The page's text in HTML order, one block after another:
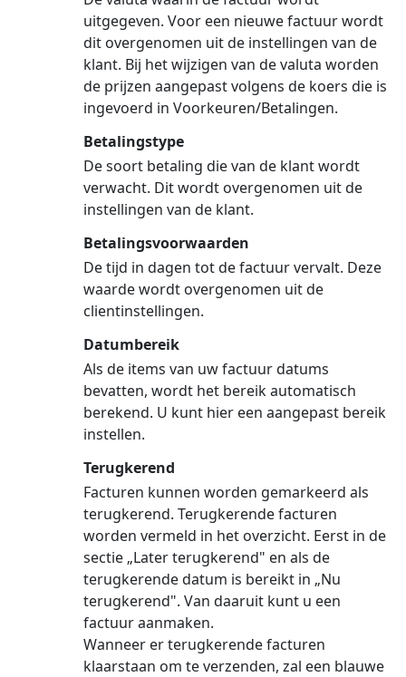
uitgegeven. Voor een nieuwe factuur wordt
dit overgenomen uit de instellingen van de
klant. Bij het wijzigen van de valuta worden
de prijzen aangepast volgens de koers die is
ingevoerd in Voorkeuren/Betalingen.
Betalingstype
De soort betaling die van de klant wordt
verwacht. Dit wordt overgenomen uit de
instellingen van de klant.
Betalingsvoorwaarden
De tijd in dagen tot de factuur vervalt. Deze
waarde wordt overgenomen uit de
clientinstellingen.
Datumbereik
Als de items van uw factuur datums
bevatten, wordt het bereik automatisch
berekend. U kunt hier een aangepast bereik
instellen.
Terugkerend
Facturen kunnen worden gemarkeerd als
terugkerend. Terugkerende facturen
worden vermeld in het overzicht. Eerst in de
sectie „Later terugkerend" en als de
terugkerende datum is bereikt in „Nu
terugkerend". Van daaruit kunt u een
factuur aanmaken.
Wanneer er terugkerende facturen
klaarstaan om te verzenden, zal een blauwe